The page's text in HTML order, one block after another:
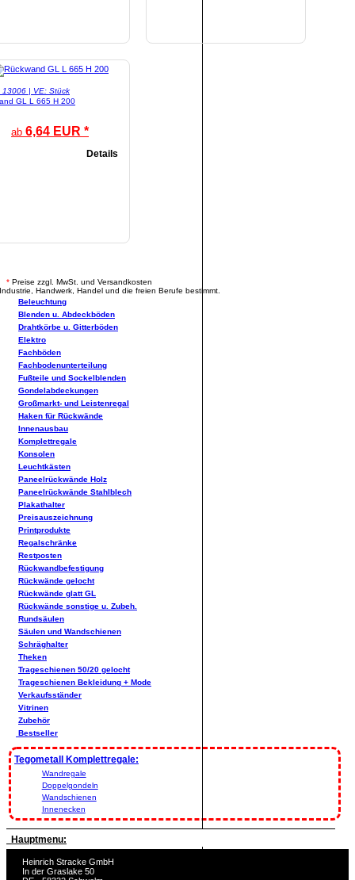
13006 | VE: Stück
GL L 665 H 200
ab 6,64 EUR *
Details
* Preise zzgl. MwSt. und Versandkosten
Handwerk, Handel und die freien Berufe bestimmt.
Beleuchtung
Blenden u. Abdeckböden
Drahtkörbe u. Gitterböden
Elektro
Fachböden
Fachbodenunterteilung
Fußteile und Sockelblenden
Gondelabdeckungen
Großmarkt- und Leistenregal
Haken für Rückwände
Innenausbau
Komplettregale
Konsolen
Leuchtkästen
Paneelrückwände Holz
Paneelrückwände Stahlblech
Plakathalter
Preisauszeichnung
Printprodukte
Regalschränke
Restposten
Rückwandbefestigung
Rückwände gelocht
Rückwände glatt GL
Rückwände sonstige u. Zubeh.
Rundsäulen
Säulen und Wandschienen
Schräghalter
Theken
Trageschienen 50/20 gelocht
Trageschienen Bekleidung + Mode
Verkaufsständer
Vitrinen
Zubehör
Bestseller
Tegometall Komplettregale:
Wandregale
Doppelgondeln
Wandschienen
Innenecken
Hauptmenu:
Heinrich Stracke GmbH
In der Graslake 50